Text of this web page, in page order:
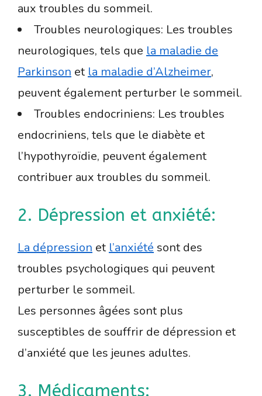
aux troubles du sommeil.
Troubles neurologiques: Les troubles
neurologiques, tels que la maladie de
Parkinson etla maladie d’Alzheimer,
peuvent également perturber le sommeil.
Troubles endocriniens: Les troubles
endocriniens, tels que le diabète et
l’hypothyroïdie, peuvent également
contribuer aux troubles du sommeil.
2. Dépression et anxiété:
La dépression etl’anxiété sont des
troubles psychologiques qui peuvent
perturber le sommeil.
Les personnes âgées sont plus
susceptibles de souffrir de dépression et
d’anxiété que les jeunes adultes.
3. Médicaments: